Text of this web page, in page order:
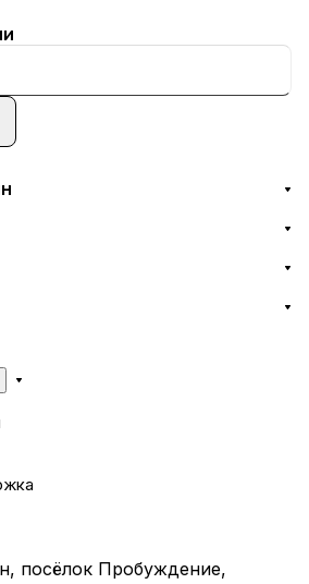
посёлок Пробуждение,